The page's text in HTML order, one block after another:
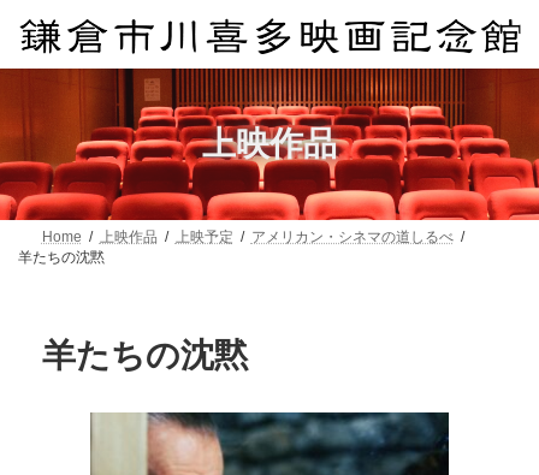
ン
ス
キ
ッ
プ
ー
ン
に
移
動
上映作品
Home 上映作品 上映予定
アメリカン・シネマの道しるべ
羊たちの沈黙
羊たちの沈黙